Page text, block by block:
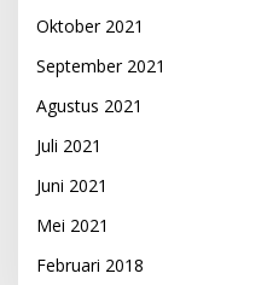
Oktober 2021
September 2021
Agustus 2021
Juli 2021
Juni 2021
Mei 2021
Februari 2018